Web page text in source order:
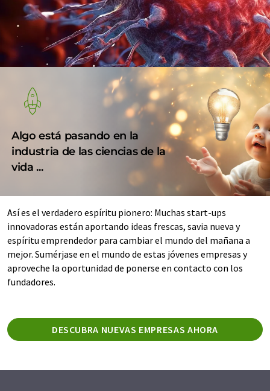
Algo está pasando en la
industria de las ciencias de la
vida ...
Así es el verdadero espíritu pionero: Muchas start-ups
innovadoras están aportando ideas frescas, savia nueva y
espíritu emprendedor para cambiar el mundo del mañana a
mejor. Sumérjase en el mundo de estas jóvenes empresas y
aproveche la oportunidad de ponerse en contacto con los
fundadores.
DESCUBRA NUEVAS EMPRESAS AHORA